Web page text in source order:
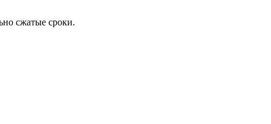
сжатые сроки.